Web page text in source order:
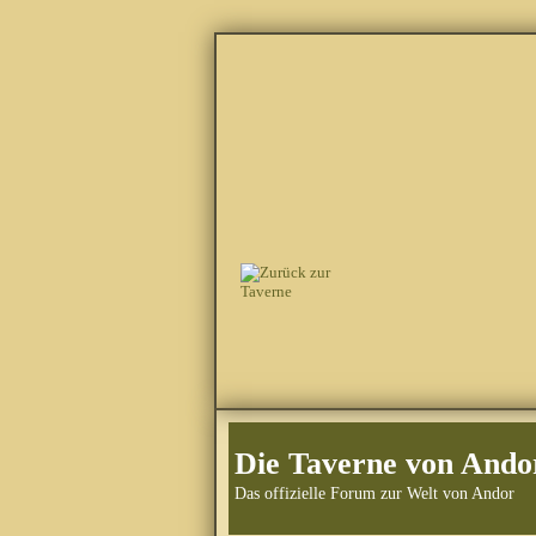
Die Taverne von
Das offizielle Forum zur Welt von Andor